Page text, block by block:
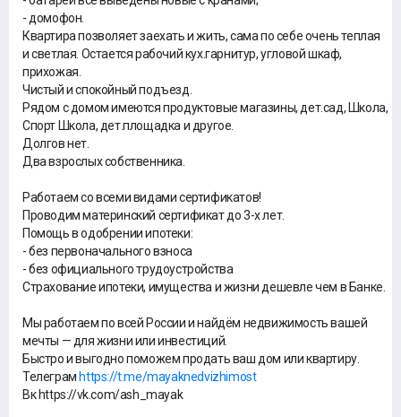
- домофон.
Квартира позволяет заехать и жить, сама по себе очень теплая
и светлая. Остается рабочий кух.гарнитур, угловой шкаф,
прихожая.
Чистый и спокойный подъезд.
Рядом с домом имеются продуктовые магазины, дет.сад, Школа,
Спорт Школа, дет.площадка и другое.
Долгов нет.
Два взрослых собственника.
Работаем со всеми видами сертификатов!
Проводим материнский сертификат до 3-х лет.
Помощь в одобрении ипотеки:
- без первоначального взноса
- без официального трудоустройства
Страхование ипотеки, имущества и жизни дешевле чем в Банке.
Мы работаем по всей России и найдём недвижимость вашей
мечты — для жизни или инвестиций.
Быстро и выгодно поможем продать ваш дом или квартиру.
Телеграм https://t.me/mayaknedvizhimost
Вк https://vk.com/ash_mayak